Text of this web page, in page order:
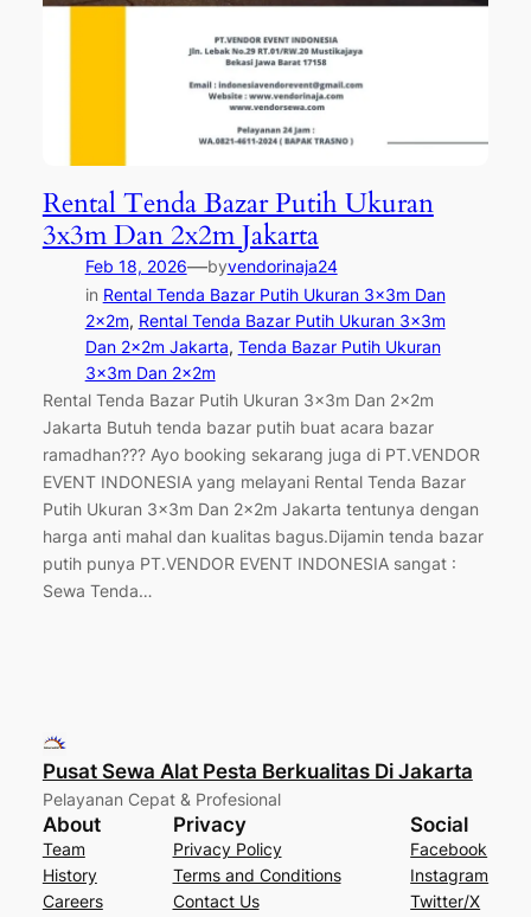
Rental Tenda Bazar Putih Ukuran
3x3m Dan 2x2m Jakarta
Feb 18, 2026—byvendorinaja24
in Rental Tenda Bazar Putih Ukuran 3x3m Dan
2x2m, Rental Tenda Bazar Putih Ukuran 3x3m
Dan 2x2m Jakarta, Tenda Bazar Putih Ukuran
3x3m Dan 2x2m
Rental Tenda Bazar Putih Ukuran 3x3m Dan 2x2m
Jakarta Butuh tenda bazar putih buat acara bazar
ramadhan??? Ayo booking sekarang juga di PT.VENDOR
EVENT INDONESIA yang melayani Rental Tenda Bazar
Putih Ukuran 3x3m Dan 2x2m Jakarta tentunya dengan
harga anti mahal dan kualitas bagus.Dijamin tenda bazar
putih punya PT.VENDOR EVENT INDONESIA sangat :
Sewa Tenda…
Pusat Sewa Alat Pesta Berkualitas Di Jakarta
Pelayanan Cepat & Profesional
About
Team
History
Careers
Privacy
Privacy Policy
Terms and Conditions
Contact Us
Social
Facebook
Instagram
Twitter/X